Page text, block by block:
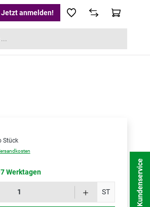
Jetzt anmelden!
Stück
Werktagen
ST Kundenservice